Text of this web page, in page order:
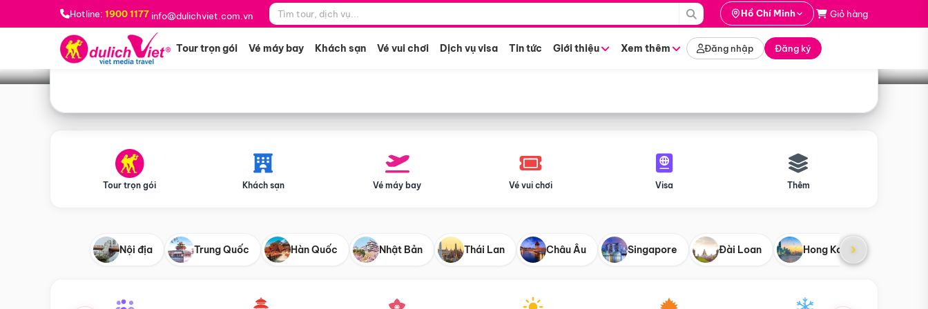
Hotline: 1900 1177 info@dulichviet.com.vn Hồ Chí Minh Giỏ hàng
Tour trọn gói Vé máy bay Khách sạn Vé vui chơi Dịch vụ visa Tin tức Giới thiệu Xem thêm Đăng nhập Đăng ký
Bạn muốn đi đâu? *
Tìm tour
Tour trọn gói Khách sạn Vé máy bay Vé vui chơi Visa Thêm
Nội địa Trung Quốc Hàn Quốc Nhật Bản Thái Lan Châu Âu Singapore Đài Loan Hong Kong